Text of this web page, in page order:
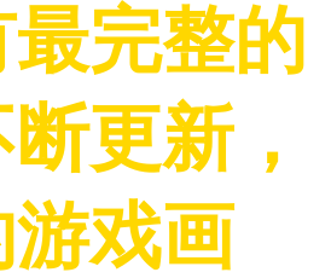
完整的
更新，
戏画